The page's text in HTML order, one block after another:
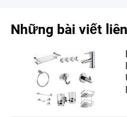
Những bài viết